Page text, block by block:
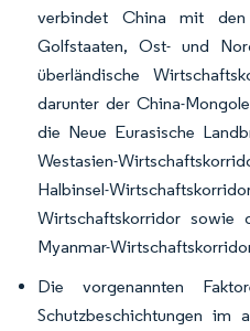
verbindet China mit den
Golfstaaten, Ost- und
überländische
darunter der China-
die Neue Eurasische
Westasien-
Halbinsel-
Wirtschaftskorridor sowie
Myanmar-
Die vorgenannten
Schutzbeschichtungen im